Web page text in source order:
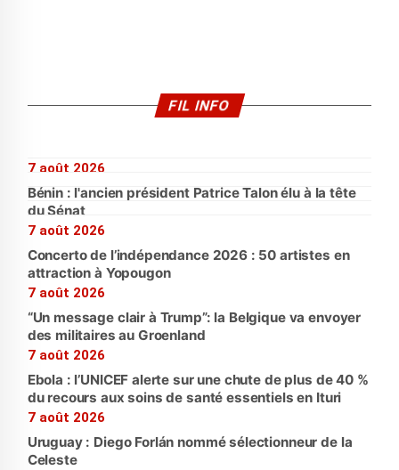
FIL INFO
7 août 2026
Bénin : l'ancien président Patrice Talon élu à la tête
du Sénat
7 août 2026
Concerto de l’indépendance 2026 : 50 artistes en
attraction à Yopougon
7 août 2026
“Un message clair à Trump”: la Belgique va envoyer
des militaires au Groenland
7 août 2026
Ebola : l’UNICEF alerte sur une chute de plus de 40 %
du recours aux soins de santé essentiels en Ituri
7 août 2026
Uruguay : Diego Forlán nommé sélectionneur de la
Celeste